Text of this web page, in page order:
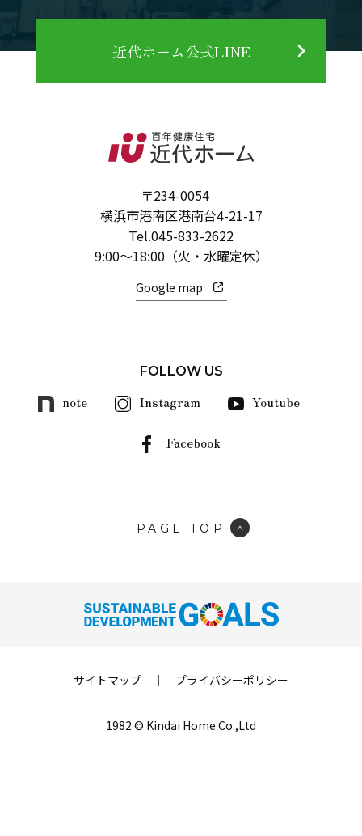
近代ホーム公式LINE
〒234-0054
横浜市港南区港南台4-21-17
Tel.045-833-2622
9:00～18:00（火・水曜定休）
Google map
FOLLOW US
note Instagram Youtube
Facebook
PAGE TOP
サイトマップ ｜ プライバシーポリシー
1982 © Kindai Home Co.,Ltd